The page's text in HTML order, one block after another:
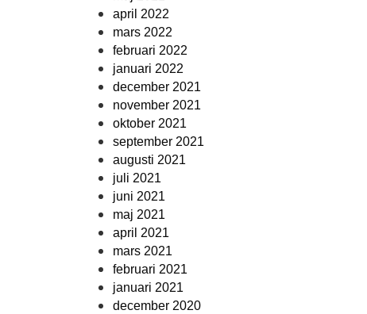
april 2022
mars 2022
februari 2022
januari 2022
december 2021
november 2021
oktober 2021
september 2021
augusti 2021
juli 2021
juni 2021
maj 2021
april 2021
mars 2021
februari 2021
januari 2021
december 2020